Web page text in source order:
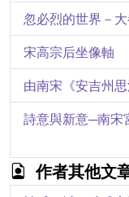
忽必烈的世界－
宋高宗后坐像軸
詩意與新意─南宋
尚真、崇玄－南
作者其他文